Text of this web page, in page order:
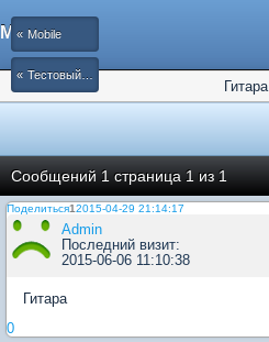
Mobile
Mobile
Тестовый форум
Гитара
Сообщений 1 страница 1 из 1
Поделиться12015-04-29 21:14:17
Admin
Последний визит:
2015-06-06 11:10:38
Гитара
0